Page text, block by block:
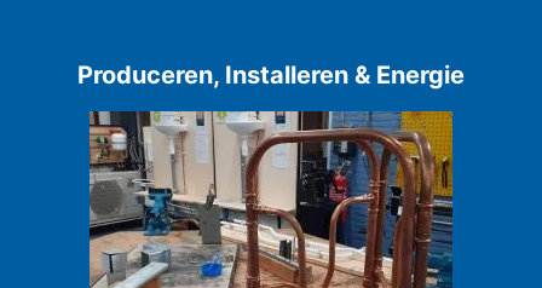
Produceren, Installeren & Energie